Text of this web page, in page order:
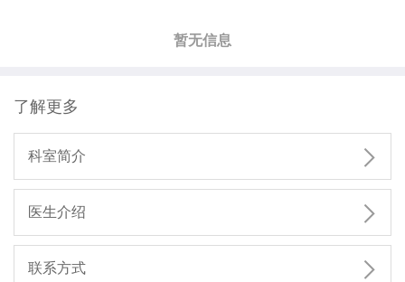
暂无信息
了解更多
科室简介 
医生介绍 
联系方式 